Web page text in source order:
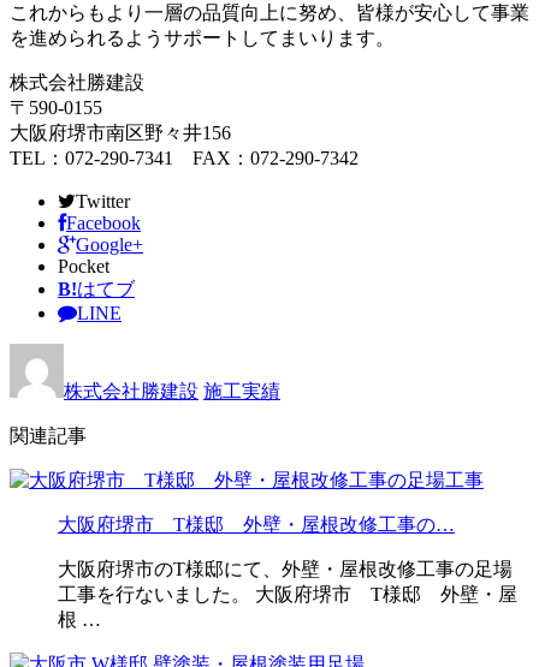
これからもより一層の品質向上に努め、皆様が安心して事業
を進められるようサポートしてまいります。
株式会社勝建設
〒590-0155
大阪府堺市南区野々井156
TEL：072-290-7341 FAX：072-290-7342
Twitter
Facebook
Google+
Pocket
B!はてブ
LINE
株式会社勝建設 施工実績
関連記事
大阪府堺市 T様邸 外壁・屋根改修工事の…
大阪府堺市のT様邸にて、外壁・屋根改修工事の足場
工事を行ないました。 大阪府堺市 T様邸 外壁・屋
根 …